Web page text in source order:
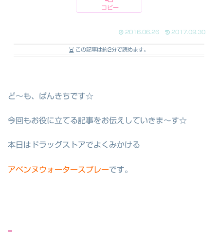
コピー
2016.06.26 2017.09.30
この記事は約2分で読めます。
ど〜も、ぱんきちです☆
今回もお役に立てる記事をお伝えしていきま～す☆
本日はドラッグストアでよくみかける
アベンヌウォータースプレーです。